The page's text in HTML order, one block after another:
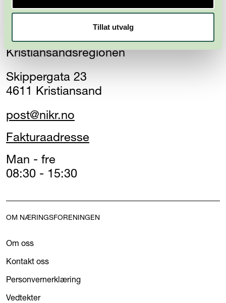
Tillat utvalg
Næringsforeningen i
Kristiansandsregionen
Skippergata 23
4611 Kristiansand
post@nikr.no
Fakturaadresse
Man - fre
08:30 - 15:30
OM NÆRINGSFORENINGEN
Om oss
Kontakt oss
Personvernerklæring
Vedtekter